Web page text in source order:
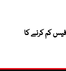
فیس کم کرنے کا